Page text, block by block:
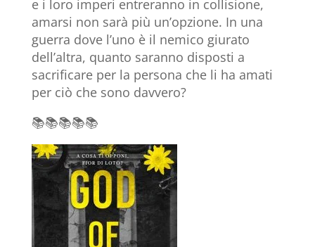
e i loro imperi entreranno in collisione,
amarsi non sarà più un’opzione. In una
guerra dove l’uno è il nemico giurato
dell’altra, quanto saranno disposti a
sacrificare per la persona che li ha amati
per ciò che sono davvero?
📚📚📚📚📚